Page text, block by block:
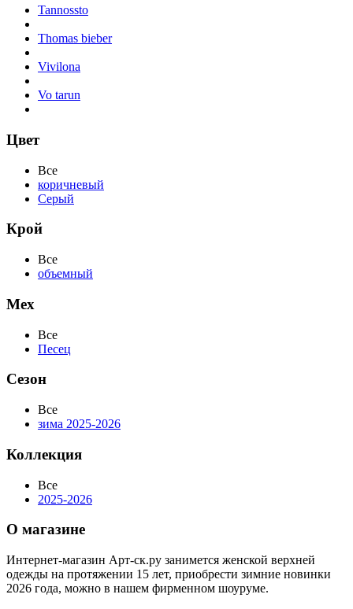
Tannossto
Thomas bieber
Vivilona
Vo tarun
Цвет
Все
коричневый
Серый
Крой
Все
объемный
Мех
Все
Песец
Сезон
Все
зима 2025-2026
Коллекция
Все
2025-2026
О магазине
Интернет-магазин Арт-ск.ру занимется женской верхней
одежды на протяжении 15 лет, приобрести зимние новинки
2026 года, можно в нашем фирменном шоуруме.